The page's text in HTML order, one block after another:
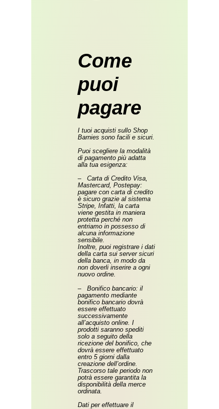
Come
puoi
pagare
I tuoi acquisti sullo Shop
Barnies sono facili e sicuri.
Puoi scegliere la modalità
di pagamento più adatta
alla tua esigenza:
– Carta di Credito Visa,
Mastercard, Postepay:
pagare con carta di credito
è sicuro grazie al sistema
Stripe, Infatti, la carta
viene gestita in maniera
protetta perché non
entriamo in possesso di
alcuna informazione
sensibile.
Inoltre, puoi registrare i dati
della carta sui server sicuri
della banca, in modo da
non doverli inserire a ogni
nuovo ordine.
– Bonifico bancario: il
pagamento mediante
bonifico bancario dovrà
essere effettuato
successivamente
all’acquisto online. I
prodotti saranno spediti
solo a seguito della
ricezione del bonifico, che
dovrà essere effettuato
entro 5 giorni dalla
creazione dell’ordine.
Trascorso tale periodo non
potrà essere garantita la
disponibilità della merce
ordinata.
Dati per effettuare il